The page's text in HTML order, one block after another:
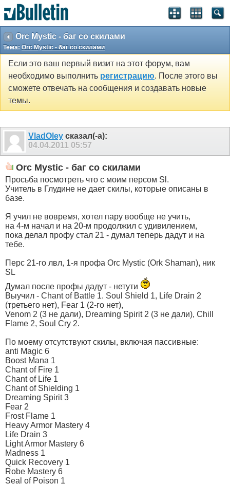
Orc Mystic - баг со скилами
Тема: Orc Mystic - баг со скилами
Если это ваш первый визит на этот форум, вам
необходимо выполнить регистрацию. После этого вы
сможете отвечать на сообщения и создавать новые
темы.
VladOley сказал(-а):
04.04.2011 05:57
Orc Mystic - баг со скилами
Просьба посмотреть что с моим персом Sl.
Учитель в Глудине не дает скилы, которые описаны в
базе.
Я учил не вовремя, хотел пару вообще не учить,
на 4-м начал и на 20-м продолжил с удивилением,
пока делал профу стал 21 - думал теперь дадут и на
тебе.
Перс 21-го лвл, 1-я профа Orc Mystic (Ork Shaman), ник
SL
Думал после профы дадут - нетути
Выучил - Chant of Battle 1. Soul Shield 1, Life Drain 2
(третьего нет), Fear 1 (2-го нет),
Venom 2 (3 не дали), Dreaming Spirit 2 (3 не дали), Chill
Flame 2, Soul Cry 2.
По моему отсутствуют скилы, включая пассивные:
anti Magic 6
Boost Mana 1
Chant of Fire 1
Chant of Life 1
Chant of Shielding 1
Dreaming Spirit 3
Fear 2
Frost Flame 1
Heavy Armor Mastery 4
Life Drain 3
Light Armor Mastery 6
Madness 1
Quick Recovery 1
Robe Mastery 6
Seal of Poison 1